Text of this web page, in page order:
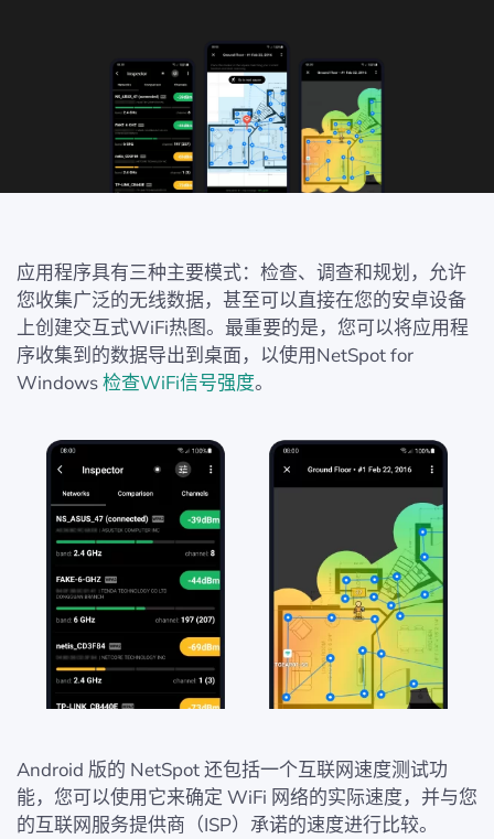
应用程序具有三种主要模式：检查、调查和规划，允许
您收集广泛的无线数据，甚至可以直接在您的安卓设备
上创建交互式WiFi热图。最重要的是，您可以将应用程
序收集到的数据导出到桌面，以使用NetSpot for
Windows检查WiFi信号强度。
Android 版的 NetSpot 还包括一个互联网速度测试功
能，您可以使用它来确定 WiFi 网络的实际速度，并与您
的互联网服务提供商（ISP）承诺的速度进行比较。